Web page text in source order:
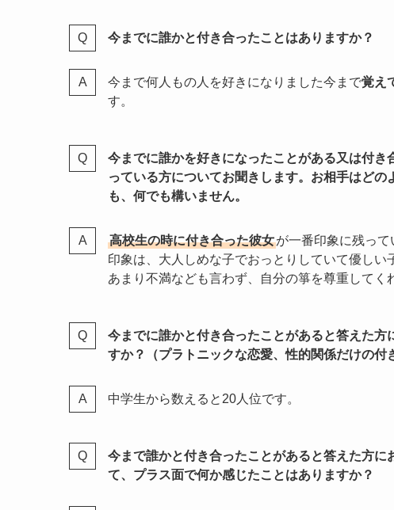
今までに誰かと付き合ったことはありますか？
今まで何人もの人を好きになりました今まで覚え
す。
今までに誰かを好きになったことがある又は付
っている方についてお聞きします。お相手はど
も、何でも構いません。
高校生の時に付き合った彼女が一番印象に残って
印象は、大人しめな子でおっとりしていて優しい
あまり不満なども言わず、自分の箏を尊重してく
今までに誰かと付き合ったことがあると答えた
すか？（プラトニックな恋愛、性的関係だけの付
中学生から数えると20人位です。
今まで誰かと付き合ったことがあると答えた方
て、プラス面で何か感じたことはありますか？